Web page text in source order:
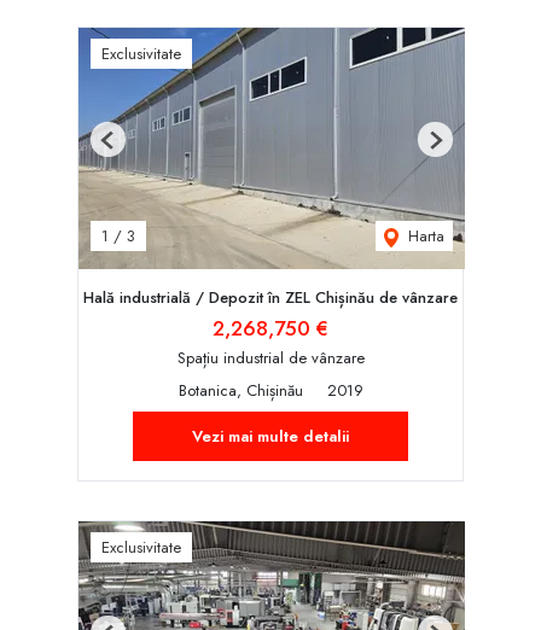
Exclusivitate
1 / 3 Harta
Previous Next
Hală industrială / Depozit în ZEL Chișinău de vânzare
2,268,750 €
Spațiu industrial de vânzare
Botanica, Chișinău
2019
Vezi mai multe detalii
Exclusivitate